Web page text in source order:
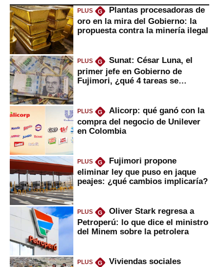
PLUS G
Plantas procesadoras de
oro en la mira del Gobierno: la
propuesta contra la minería ilegal
PLUS G
Sunat: César Luna, el
primer jefe en Gobierno de
Fujimori, ¿qué 4 tareas se
PLUS G
Alicorp: qué ganó con la
compra del negocio de Unilever
en Colombia
PLUS G
Fujimori propone
eliminar ley que puso en jaque
peajes: ¿qué cambios implicaría?
PLUS G
Oliver Stark regresa a
Petroperú: lo que dice el ministro
del Minem sobre la petrolera
PLUS G
Viviendas sociales